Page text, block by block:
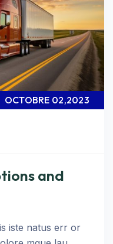
OCTOBRE 02,2023
and
iste natus err or